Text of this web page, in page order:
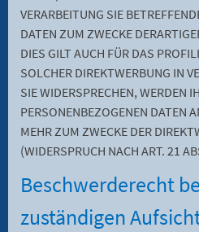
VERARBEITUNG SIE
DATEN ZUM ZWECKE
DIES GILT AUCH FÜR DAS
SOLCHER DIREKTWERBUNG IN
SIE WIDERSPRECHEN, WERDEN
PERSONENBEZOGENEN DATEN
MEHR ZUM ZWECKE DER
(WIDERSPRUCH NACH ART. 21
Beschwerde­recht
zuständigen